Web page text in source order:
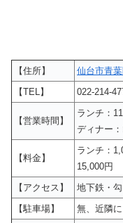
【住所】
仙台市青
【TEL】
022-214-
【営業時間】
ランチ：
ディナー
【料金】
ランチ：
15,000円
【アクセス】
地下鉄・
【駐車場】
無、近隣